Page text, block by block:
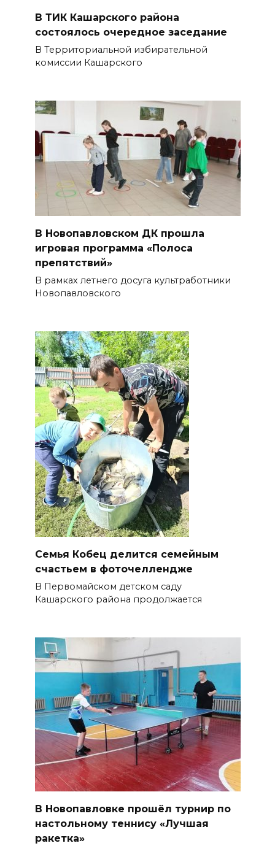
В ТИК Кашарского района
состоялось очередное заседание
В Территориальной избирательной
комиссии Кашарского
В Новопавловском ДК прошла
игровая программа «Полоса
препятствий»
В рамках летнего досуга культработники
Новопавловского
Семья Кобец делится семейным
счастьем в фоточеллендже
В Первомайском детском саду
Кашарского района продолжается
В Новопавловке прошёл турнир по
настольному теннису «Лучшая
ракетка»